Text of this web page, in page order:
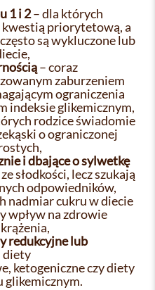
1 i 2– dla których
priorytetową, a
są wykluczone lub
– coraz
zaburzeniem
ograniczenia
indeksie glikemicznym,
rodzice świadomie
o ograniczonej
i dbające o sylwetkę
słodkości, lecz szukają
odpowiedników,
nadmiar cukru w diecie
wpływ na zdrowie
redukcyjne lub
diety
ketogeniczne czy diety
glikemicznym.